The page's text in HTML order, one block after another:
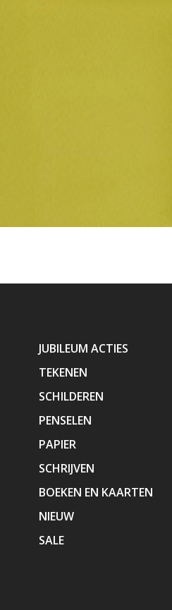
JUBILEUM ACTIES
TEKENEN
SCHILDEREN
PENSELEN
PAPIER
SCHRIJVEN
BOEKEN EN KAARTEN
NIEUW
SALE